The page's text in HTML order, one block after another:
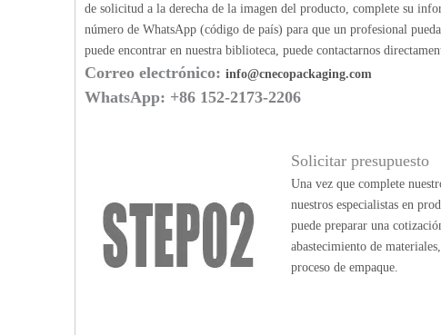
de solicitud a la derecha de la imagen del producto, complete su
número de WhatsApp (código de país) para que un profesional
puede encontrar en nuestra biblioteca, puede contactarnos
Correo electrónico: info@cnecopackaging.com
WhatsApp: +86 152-2173-2206
Solicitar presupuesto
Una vez que complete
nuestros especialistas en
puede preparar una
abastecimiento de
proceso de empaque.